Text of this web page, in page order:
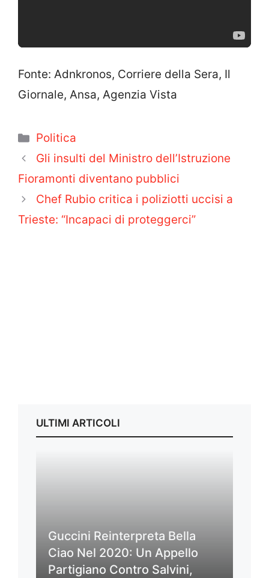
Fonte: Adnkronos, Corriere della Sera, Il
Giornale, Ansa, Agenzia Vista
Categorie
Politica
Gli insulti del Ministro dell’Istruzione
Fioramonti diventano pubblici
Chef Rubio critica i poliziotti uccisi a
Trieste: “Incapaci di proteggerci”
ULTIMI ARTICOLI
Guccini Reinterpreta Bella
Ciao Nel 2020: Un Appello
Partigiano Contro Salvini,